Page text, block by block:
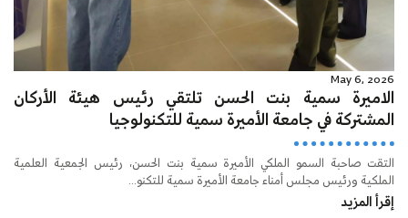
May 6, 2026
الاميرة سمية بنت الحسن تلتقي رئيس هيئة الأركان
المشتركة في جامعة الأميرة سمية للتكنولوجيا
التقت صاحبة السمو الملكي الأميرة سمية بنت الحسن، رئيس الجمعية العلمية
الملكية ورئيس مجلس أمناء جامعة الأميرة سمية للتكنو...
إقرأ المزيد